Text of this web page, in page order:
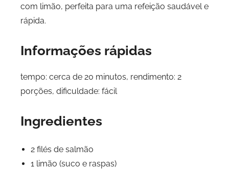
com limão, perfeita para uma refeição saudável e
rápida.
Informações rápidas
tempo: cerca de 20 minutos, rendimento: 2
porções, dificuldade: fácil
Ingredientes
2 filés de salmão
1 limão (suco e raspas)